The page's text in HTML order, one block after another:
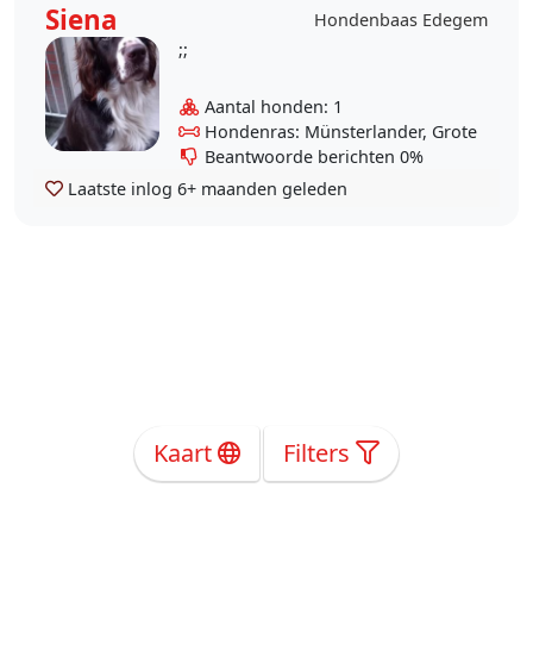
Siena
Hondenbaas Edegem
;;
Aantal honden: 1
Hondenras: Münsterlander, Grote
Beantwoorde berichten 0%
Laatste inlog 6+ maanden geleden
Kaart Filters